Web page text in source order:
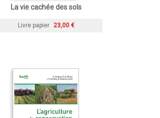
La vie cachée des sols
Livre papier 23,00 €